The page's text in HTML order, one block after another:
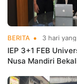
BERITA 3 hari
IEP 3+1 FEB
Nusa Mandiri
Kerja Sebelum